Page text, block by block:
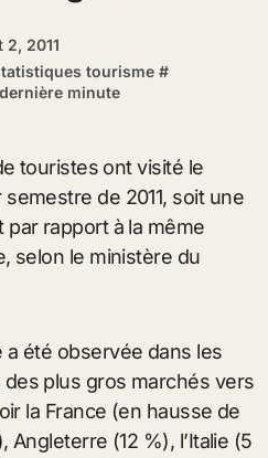
2, 2011
tourisme #
minute
touristes ont visité le
de 2011, soit une
rapport à la même
selon le ministère du
a été observée dans les
plus gros marchés vers
la France (en hausse de
Angleterre (12 %), l’Italie (5